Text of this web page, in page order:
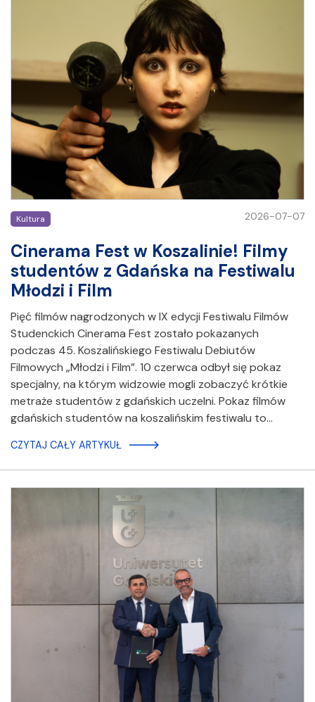
Kultura 2026-07-07
Cinerama Fest w Koszalinie! Filmy
studentów z Gdańska na Festiwalu
Młodzi i Film
Pięć filmów nagrodzonych w IX edycji Festiwalu Filmów
Studenckich Cinerama Fest zostało pokazanych
podczas 45. Koszalińskiego Festiwalu Debiutów
Filmowych „Młodzi i Film”. 10 czerwca odbył się pokaz
specjalny, na którym widzowie mogli zobaczyć krótkie
metraże studentów z gdańskich uczelni. Pokaz filmów
gdańskich studentów na koszalińskim festiwalu to…
CZYTAJ CAŁY ARTYKUŁ